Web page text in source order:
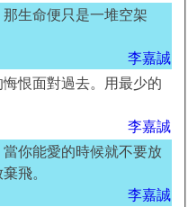
生命便只是一堆空架
李嘉誠
恨面對過去。用最少的
李嘉誠
你能愛的時候就不要放
飛。
李嘉誠